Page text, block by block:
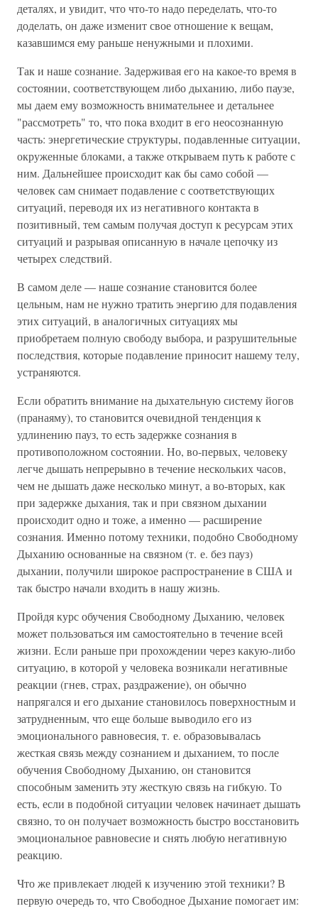
деталях, и увидит, что что-то надо переделать, что-то
доделать, он даже изменит свое отношение к вещам,
казавшимся ему раньше ненужными и плохими.
Так и наше сознание. Задерживая его на какое-то время в
состоянии, соответствующем либо дыханию, либо паузе,
мы даем ему возможность внимательнее и детальнее
"рассмотреть" то, что пока входит в его неосознанную
часть: энергетические структуры, подавленные ситуации,
окруженные блоками, а также открываем путь к работе с
ним. Дальнейшее происходит как бы само собой —
человек сам снимает подавление с соответствующих
ситуаций, переводя их из негативного контакта в
позитивный, тем самым получая доступ к ресурсам этих
ситуаций и разрывая описанную в начале цепочку из
четырех следствий.
В самом деле — наше сознание становится более
цельным, нам не нужно тратить энергию для подавления
этих ситуаций, в аналогичных ситуациях мы
приобретаем полную свободу выбора, и разрушительные
последствия, которые подавление приносит нашему телу,
устраняются.
Если обратить внимание на дыхательную систему йогов
(пранаяму), то становится очевидной тенденция к
удлинению пауз, то есть задержке сознания в
противоположном состоянии. Но, во-первых, человеку
легче дышать непрерывно в течение нескольких часов,
чем не дышать даже несколько минут, а во-вторых, как
при задержке дыхания, так и при связном дыхании
происходит одно и тоже, а именно — расширение
сознания. Именно потому техники, подобно Свободному
Дыханию основанные на связном (т. е. без пауз)
дыхании, получили широкое распространение в США и
так быстро начали входить в нашу жизнь.
Пройдя курс обучения Свободному Дыханию, человек
может пользоваться им самостоятельно в течение всей
жизни. Если раньше при прохождении через какую-либо
ситуацию, в которой у человека возникали негативные
реакции (гнев, страх, раздражение), он обычно
напрягался и его дыхание становилось поверхностным и
затрудненным, что еще больше выводило его из
эмоционального равновесия, т. е. образовывалась
жесткая связь между сознанием и дыханием, то после
обучения Свободному Дыханию, он становится
способным заменить эту жесткую связь на гибкую. То
есть, если в подобной ситуации человек начинает дышать
связно, то он получает возможность быстро восстановить
эмоциональное равновесие и снять любую негативную
реакцию.
Что же привлекает людей к изучению этой техники? В
первую очередь то, что Свободное Дыхание помогает им: